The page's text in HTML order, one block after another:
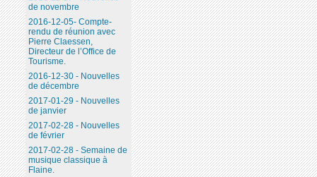
de novembre
2016-12-05- Compte-
rendu de réunion avec
Pierre Claessen,
Directeur de l’Office de
Tourisme.
2016-12-30 - Nouvelles
de décembre
2017-01-29 - Nouvelles
de janvier
2017-02-28 - Nouvelles
de février
2017-02-28 - Semaine de
musique classique à
Flaine.